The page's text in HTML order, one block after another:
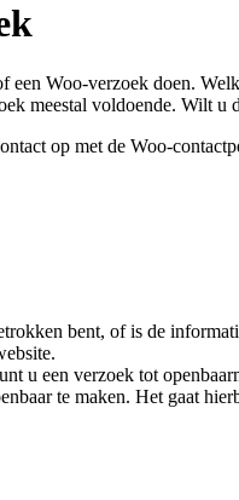
Woo-verzoek doen.
meestal voldoende. Wilt
op met de Woo-
bent, of is de
u een verzoek tot
te maken. Het gaat